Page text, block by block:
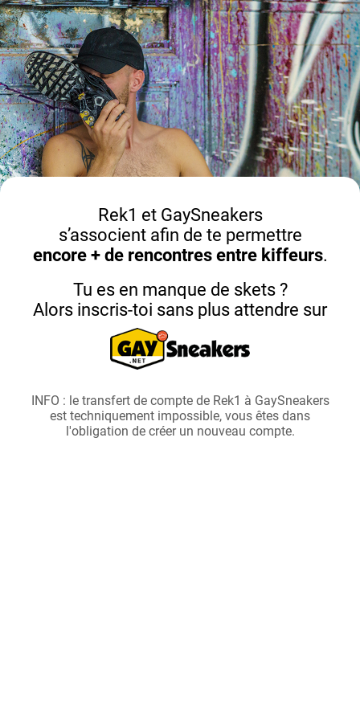
Rek1 et GaySneakers
s’associent afin de te permettre
encore + de rencontres entre kiffeurs.
Tu es en manque de skets ?
Alors inscris-toi sans plus attendre sur
INFO : le transfert de compte de Rek1 à GaySneakers
est techniquement impossible, vous êtes dans
l'obligation de créer un nouveau compte.